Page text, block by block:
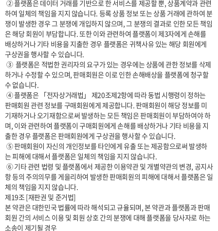
하여 일체의 책임을 지지 않습니다. 등록 상품 정보 또는 상품 거래에 관하여 분
쟁이 발생한 경우 그 분쟁에 개입하지 않으며, 그 분쟁의 결과로 인한 모든 책임
은 해당 회원이 부담합니다. 또한 이와 관련하여 플랫폼이 제3자에게 손해를
배상하거나 기타 비용을 지출한 경우 플랫폼은 귀책사유 있는 해당 회원에게
구상권을 행사할 수 있습니다.
하거나 수정할 수 있으며, 판매회원은 이로 인한 손해배상을 플랫폼에 청구할
수 없습니다.
판매회원 관련 정보를 구매회원에게 제공합니다. 판매회원이 해당 정보를 미
기재하거나 오기재함으로써 발생하는 모든 책임은 판매회원이 부담하여야 하
며, 이와 관련하여 플랫폼이 구매회원에게 손해를 배상하거나 기타 비용을 지
출한 경우 플랫폼은 판매회원에게 구상권을 행사할 수 있습니다.
는 피해에 대해서 플랫폼은 일체의 책임을 지지 않습니다.
항 등의 주의의무를 게을리하여 발생한 판매회원의 피해에 대해서 플랫폼은 일
체의 책임을 지지 않습니다.
제19조 [재판권 및 준거법]
본 약관은 대한민국 법률에 따라 해석되고 규율되며, 본 약관과 플랫폼과 판매
회원 간의 서비스 이용 및 회원 상호 간의 분쟁에 대해 플랫폼을 당사자로 하는
소송이 제기될 경우